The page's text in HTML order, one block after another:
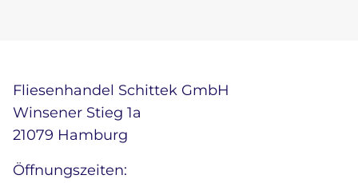
Fliesenhandel Schittek GmbH
Winsener Stieg 1a
21079 Hamburg
Öffnungszeiten: